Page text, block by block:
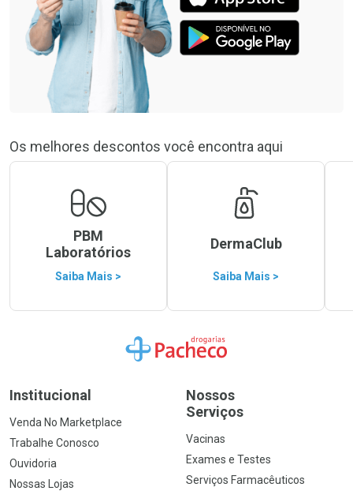
Os melhores descontos você encontra aqui
PBM
Laboratórios
Saiba Mais >
DermaClub
Saiba Mais >
Ir para a Home
Institucional
Venda No Marketplace
Trabalhe Conosco
Ouvidoria
Nossas Lojas
Nossos
Serviços
Vacinas
Exames e Testes
Serviços Farmacêuticos